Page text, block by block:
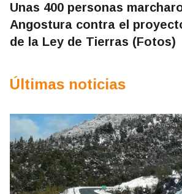
Unas 400 personas
Angostura contra el
de la Ley de Tierras (Fotos)
Últimas noticias